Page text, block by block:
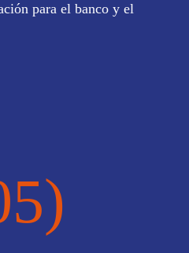
para el banco y el